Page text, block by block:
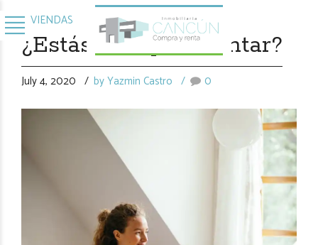
VIVIENDAS
¿Estás listo para rentar?
July 4, 2020 by Yazmin Castro 0